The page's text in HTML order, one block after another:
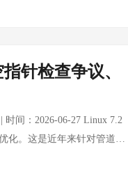
10 出现 98 次），因为是
资深工程师均得 25/25——
机失败率" 深层问题：
本性设计缺陷。开源 ATS
针检查争议、
间：2026-06-27 Linux 7.2
化。这是近年来针对管道子
了内核中管道缓冲区的管